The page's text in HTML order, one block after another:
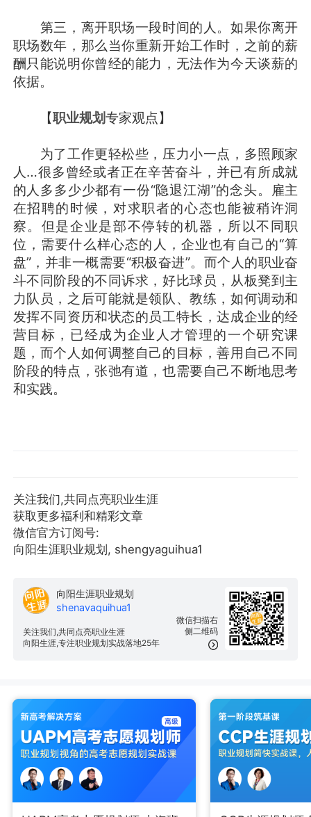
第三，离开职场一段时间的人。如果你离开
职场数年，那么当你重新开始工作时，之前的薪
酬只能说明你曾经的能力，无法作为今天谈薪的
依据。
【职业规划专家观点】
为了工作更轻松些，压力小一点，多照顾家
人…很多曾经或者正在辛苦奋斗，并已有所成就
的人多多少少都有一份“隐退江湖”的念头。雇主
在招聘的时候，对求职者的心态也能被稍许洞
察。但是企业是部不停转的机器，所以不同职
位，需要什么样心态的人，企业也有自己的“算
盘”，并非一概需要“积极奋进”。而个人的职业奋
斗不同阶段的不同诉求，好比球员，从板凳到主
力队员，之后可能就是领队、教练，如何调动和
发挥不同资历和状态的员工特长，达成企业的经
营目标，已经成为企业人才管理的一个研究课
题，而个人如何调整自己的目标，善用自己不同
阶段的特点，张弛有道，也需要自己不断地思考
和实践。
关注我们,共同点亮职业生涯
获取更多福利和精彩文章
微信官方订阅号:
向阳生涯职业规划, shengyaguihua1
微信扫描右
侧二维码
向阳生涯职业规划
shenavaquihua1
关注我们,共同点亮职业生涯
向阳生涯,专注职业规划实战落地25年